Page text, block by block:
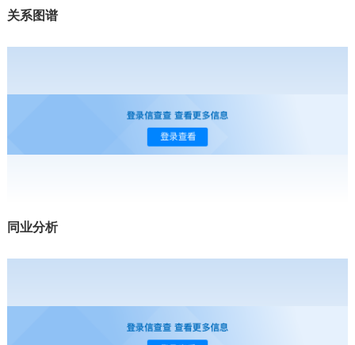
关系图谱
同业分析